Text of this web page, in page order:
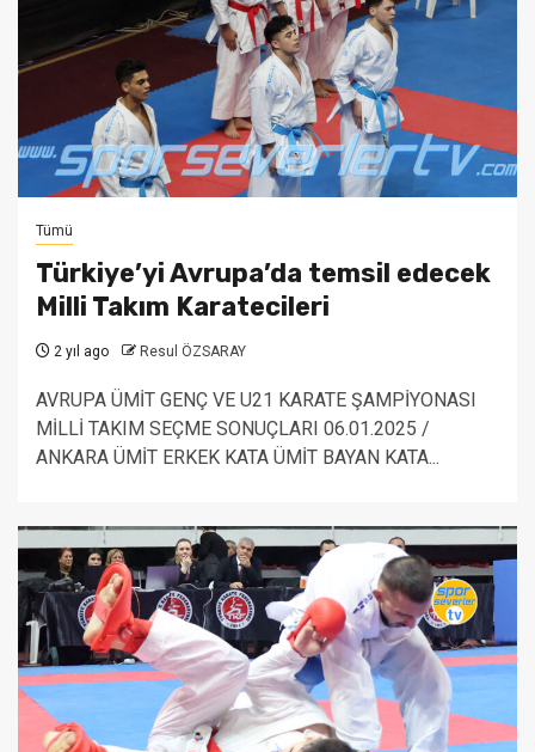
Tümü
Türkiye’yi Avrupa’da temsil edecek
Milli Takım Karatecileri
2 yıl ago Resul ÖZSARAY
AVRUPA ÜMİT GENÇ VE U21 KARATE ŞAMPİYONASI
MİLLİ TAKIM SEÇME SONUÇLARI 06.01.2025 /
ANKARA ÜMİT ERKEK KATA ÜMİT BAYAN KATA...